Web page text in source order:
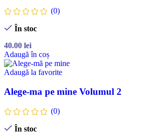
(0)
În stoc
40.00 lei
Adaugă în coș
Adaugă la favorite
Alege-ma pe mine Volumul 2
(0)
În stoc